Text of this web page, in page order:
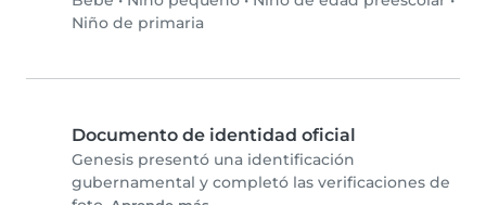
Niño de primaria
Documento de identidad oficial
Genesis presentó una identificación
gubernamental y completó las verificaciones de